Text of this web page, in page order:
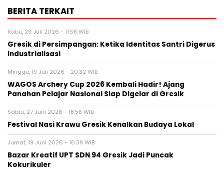
BERITA TERKAIT
Rabu, 29 Juli 2026 - 11:58 WIB
Gresik di Persimpangan: Ketika Identitas Santri Digerus
Industrialisasi
Minggu, 19 Juli 2026 - 20:32 WIB
WAGOS Archery Cup 2026 Kembali Hadir! Ajang
Panahan Pelajar Nasional Siap Digelar di Gresik
Sabtu, 27 Juni 2026 - 18:58 WIB
Festival Nasi Krawu Gresik Kenalkan Budaya Lokal
Jumat, 19 Juni 2026 - 16:39 WIB
Bazar Kreatif UPT SDN 94 Gresik Jadi Puncak
Kokurikuler